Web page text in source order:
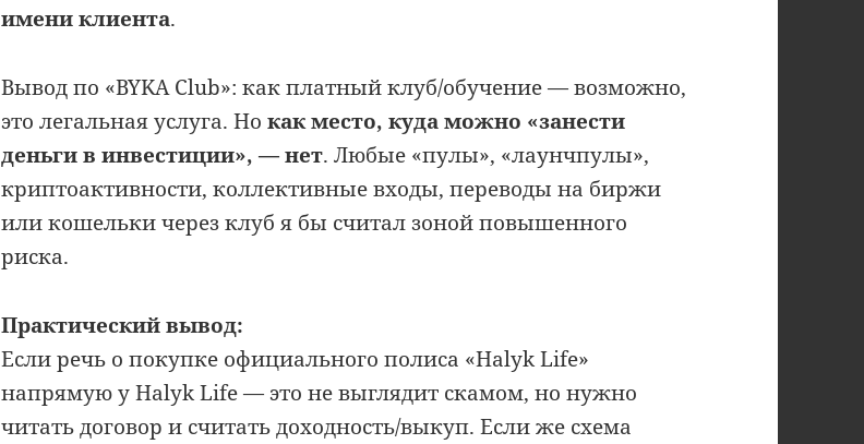
имени клиента.
Вывод по «BYKA Club»: как платный клуб/обучение — возможно,
это легальная услуга. Нокак место, куда можно «занести
деньги в инвестиции», — нет. Любые «пулы», «лаунчпулы»,
криптоактивности, коллективные входы, переводы на биржи
или кошельки через клуб я бы считал зоной повышенного
риска.
Практический вывод:
Если речь о покупке официального полиса «Halyk Life»
напрямую у Halyk Life — это не выглядит скамом, но нужно
читать договор и считать доходность/выкуп. Если же схема